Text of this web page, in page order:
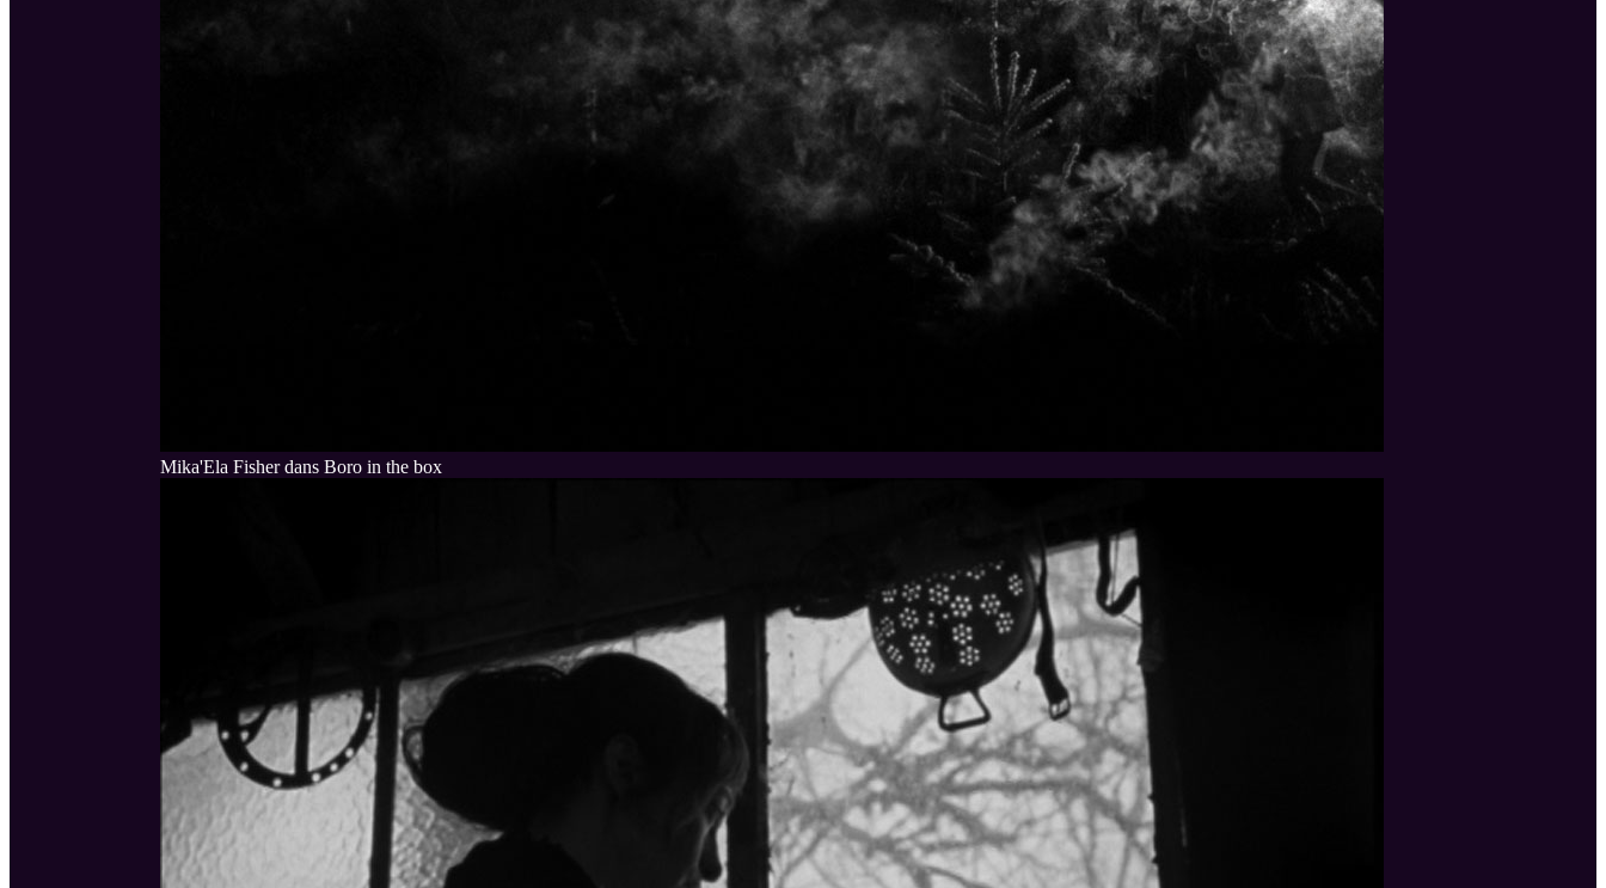
Mika'Ela Fisher dans Boro in the box